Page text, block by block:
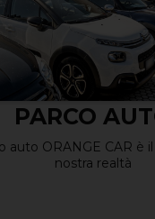
SERVICE
CAR